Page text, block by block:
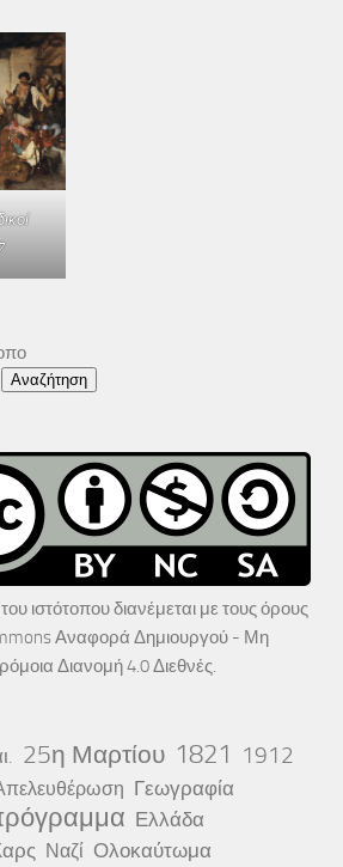
Αναζήτηση
ιστότοπου διανέμεται με τους όρους
Αναφορά Δημιουργού - Μη
Διανομή 4.0 Διεθνές.
25η Μαρτίου 1821 1912
Γεωγραφία
Ελλάδα
Ναζί Ολοκαύτωμα